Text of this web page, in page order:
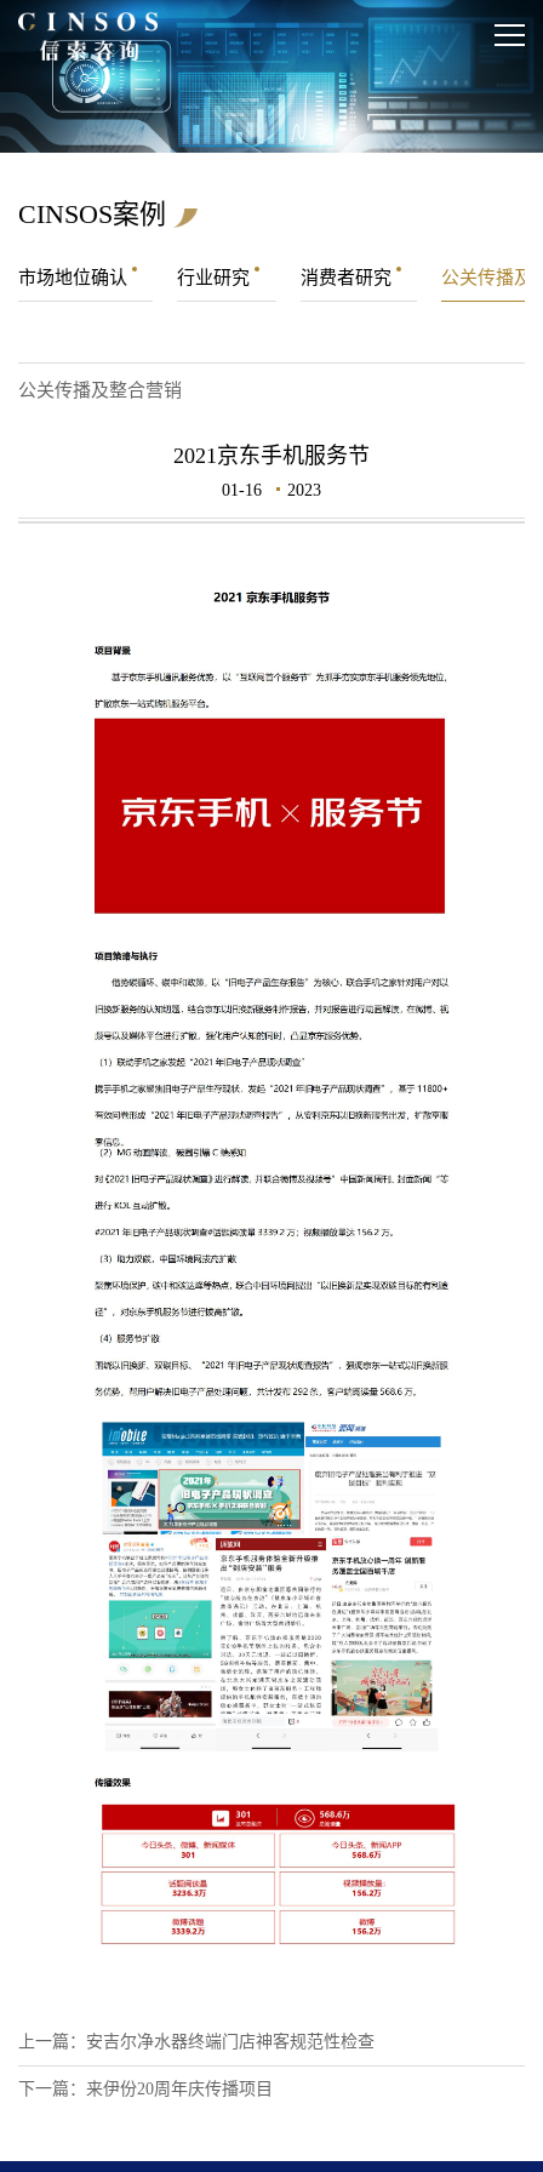
CINSOS案例
市场地位确认 行业研究 消费者研究 公关传播及
公关传播及整合营销
2021京东手机服务节
01-16 2023
上一篇：安吉尔净水器终端门店神客规范性检查
下一篇：来伊份20周年庆传播项目